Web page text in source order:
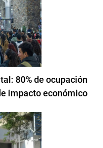
80% de ocupación
impacto económico